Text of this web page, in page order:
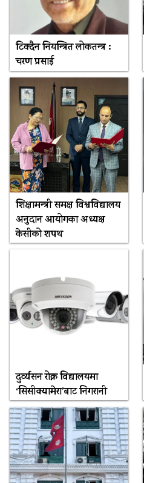
टिक्दैन नियन्त्रित लोकतन्त्र :
चरण प्रसाई
शिक्षामन्त्री समक्ष विश्वविद्यालय
अनुदान आयोगका अध्यक्ष
केसीको शपथ
दुर्व्यसन रोक्न विद्यालयमा
‘सिसीक्यामेरा’बाट निगरानी